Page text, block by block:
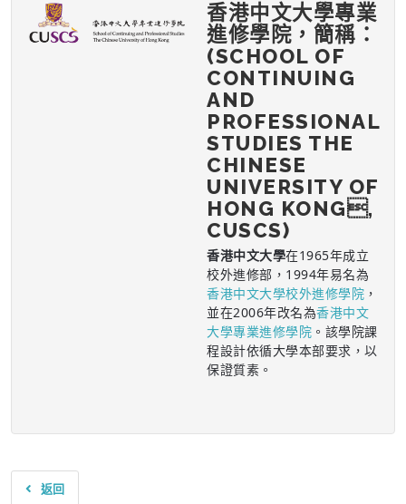
香港中文大學專業
進修學院，簡稱：
(SCHOOL OF
CONTINUING
AND
PROFESSIONAL
STUDIES THE
CHINESE
UNIVERSITY OF
HONG KONG,
CUSCS)
香港中文大學在1965年成立
校外進修部，1994年易名為
香港中文大學校外進修學院 ，
並在2006年改名為香港中文
大學專業進修學院 。該學院課
程設計依循大學本部要求，以
保證質素。
返回